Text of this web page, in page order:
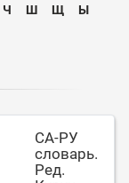
Ч Ш Щ Ы
СА-РУ
словарь.
Ред.